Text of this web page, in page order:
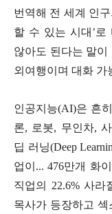
번역해 전 세계 인구
할 수 있는 시대 ’ 로
않아도 된다는 말이
외여행이며 대화 가
인공지능(AI)은 흔
론, 로봇, 무인차,
딥 러닝(Deep
업이...476만개 화
직업의 22.6% 사라
목사가 등장하고 섹